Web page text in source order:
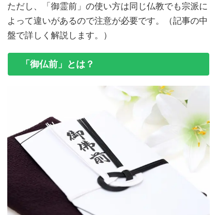
ただし、「御霊前」の使い方は同じ仏教でも宗派に
よって違いがあるので注意が必要です。（記事の中
盤で詳しく解説します。）
「御仏前」とは？